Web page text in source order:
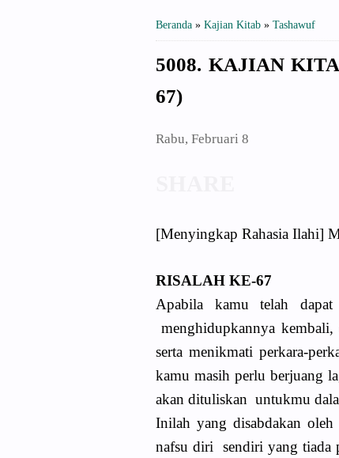
Beranda » Kajian Kitab » Tashawuf
5008. KAJIAN
67)
Rabu, Februari 8
[Menyingkap Rahasia Ilahi]
RISALAH KE-67
Apabila kamu telah
menghidupkannya
serta menikmati perkara-
kamu masih perlu berjuang
akan dituliskan untukmu
Inilah yang disabdakan
nafsu diri sendiri yang tiada